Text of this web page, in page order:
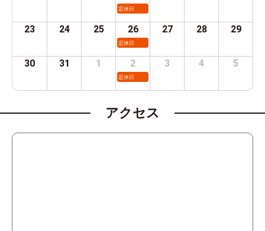
定休日
23 24 25 26
定休日
27 28 29
30 31 1 2
定休日
3 4 5
アクセス